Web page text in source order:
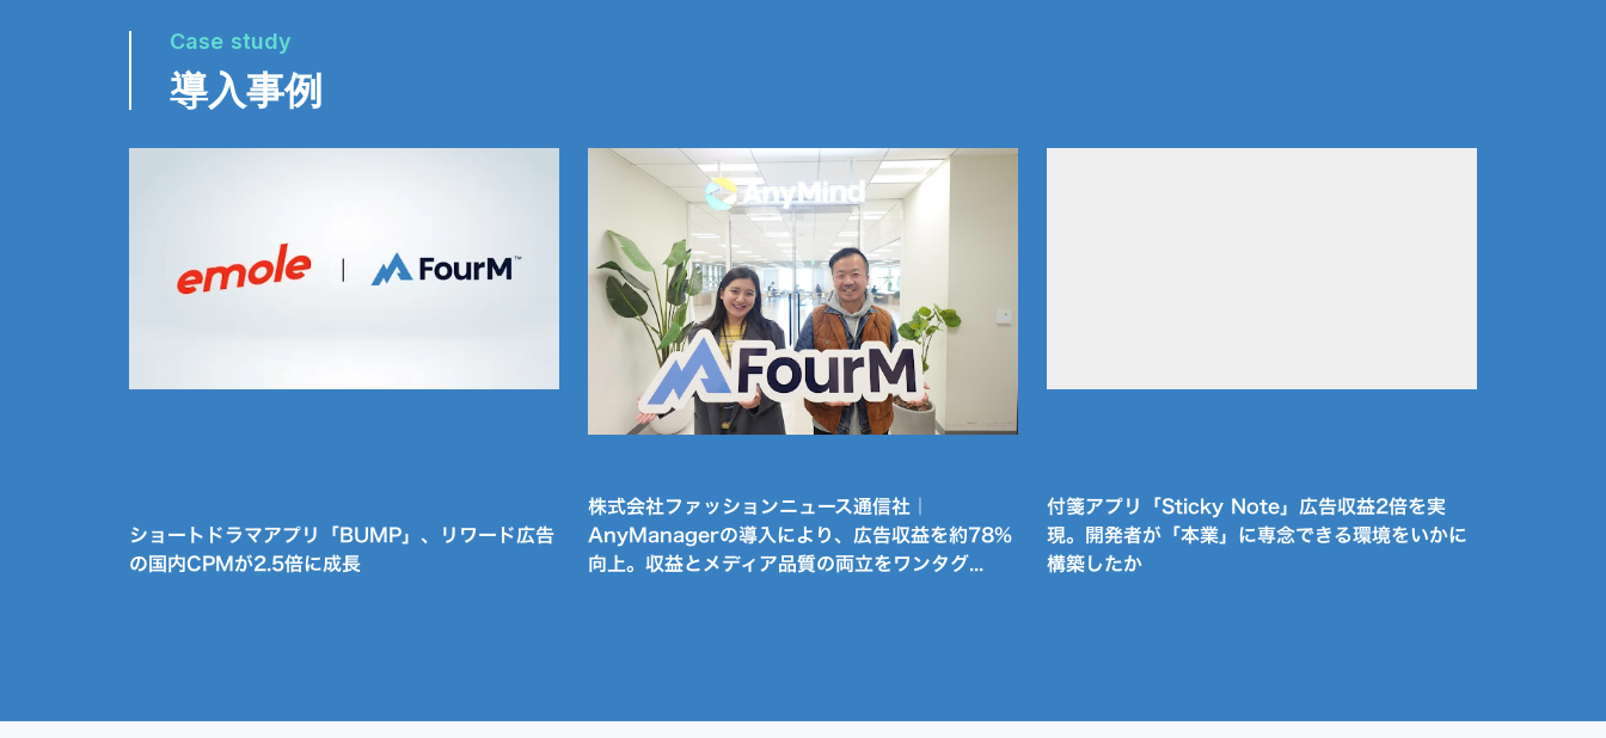
Case study
導入事例
ショートドラマアプリ「BUMP」、リワード広告
の国内CPMが2.5倍に成長
株式会社ファッションニュース通信社｜
AnyManagerの導入により、広告収益を約78%
向上。収益とメディア品質の両立をワンタグ...
付箋アプリ「Sticky Note」広告収益2倍を実
現。開発者が「本業」に専念できる環境をいかに
構築したか